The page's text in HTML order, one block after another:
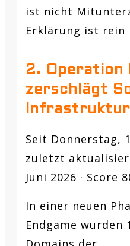
ist nicht
Erklärung ist rein
2. Operation
zerschlägt
Infrastruktur
Seit Donnerstag,
zuletzt
Juni 2026 · Score
In einer neuen
Endgame wurden